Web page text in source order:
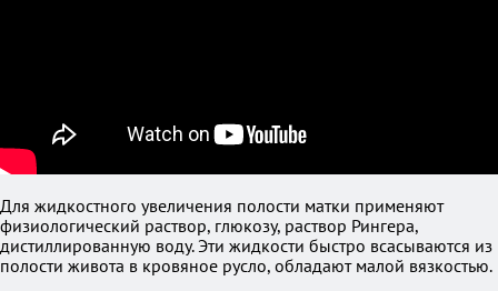
Для жидкостного увеличения полости матки применяют
физиологический раствор, глюкозу, раствор Рингера,
дистиллированную воду. Эти жидкости быстро всасываются из
полости живота в кровяное русло, обладают малой вязкостью.